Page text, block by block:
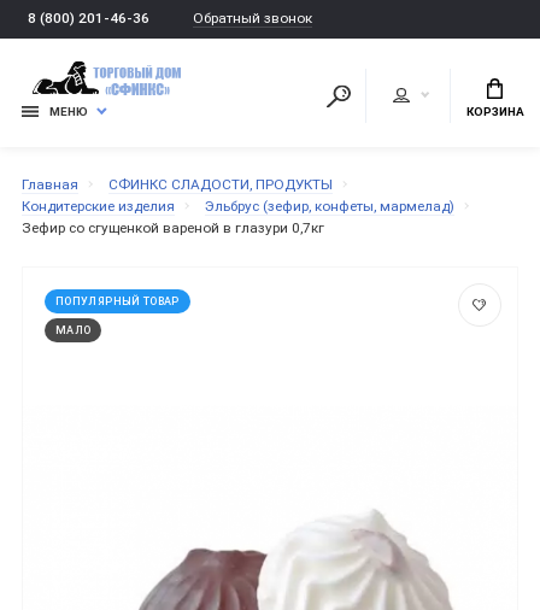
8 (800) 201-46-36 Обратный звонок
МЕНЮ КОРЗИНА
Главная
СФИНКС СЛАДОСТИ, ПРОДУКТЫ
Кондитерские изделия
Эльбрус (зефир, конфеты, мармелад)
Зефир со сгущенкой вареной в глазури 0,7кг
ПОПУЛЯРНЫЙ ТОВАР
МАЛО